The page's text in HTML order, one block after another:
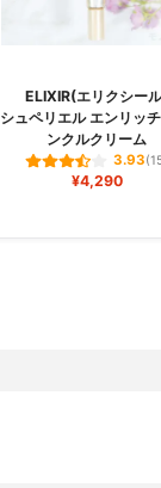
ELIXIR(エリクシー
シュペリエル エンリッ
ンクルクリーム
3.93
¥4,290